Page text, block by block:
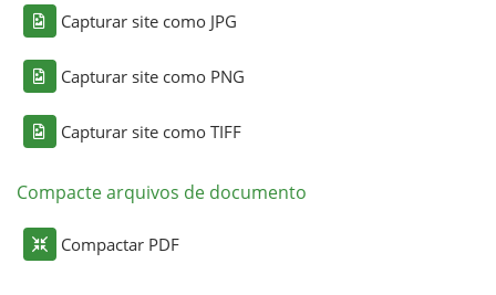
Capturar site como JPG
Capturar site como PNG
Capturar site como TIFF
Compacte arquivos de documento
Compactar PDF